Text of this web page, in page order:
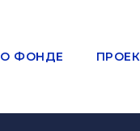
О ФОНДЕ